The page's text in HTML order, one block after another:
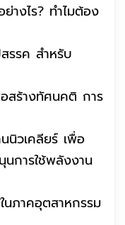
ย่างไร? ทำไมต้อง
รรค สำหรับ
อสร้างทัศนคติ การ
นิวเคลียร์ เพื่อ
การใช้พลังงาน
นภาคอุตสาหกรรม